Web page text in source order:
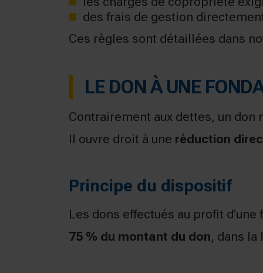
des frais de gestion
Ces règles sont détaillées dans
LE DON À UNE
Contrairement aux dettes, un don
Il ouvre droit à une réduction
Principe du dispositif
Les dons effectués au profit
75 % du montant du don, dans la